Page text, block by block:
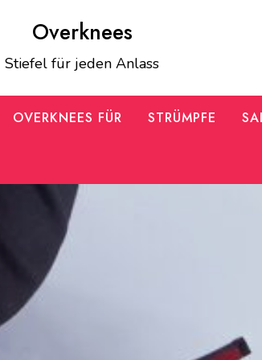
Overknees
Stiefel für jeden Anlass
OVERKNEES FÜR STRÜMPFE